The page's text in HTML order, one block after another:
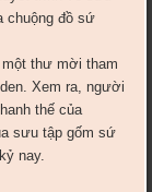
chuộng đồ sứ
thư mời tham
Xem ra, người
thế của
sưu tập gốm sứ
nay.